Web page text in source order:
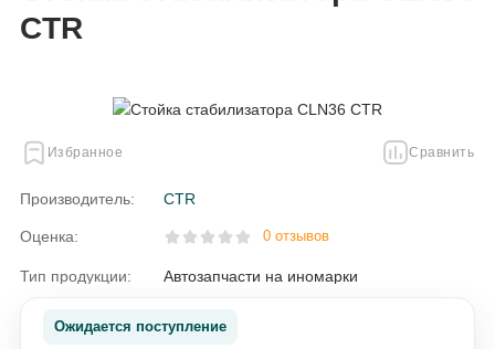
CTR
Избранное Сравнить
Производитель: CTR
Оценка: 0 отзывов
Тип продукции: Автозапчасти на иномарки
Ожидается поступление